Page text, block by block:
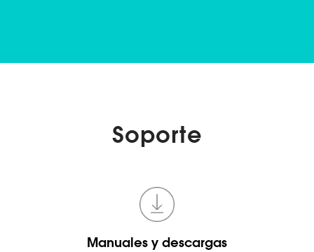
Soporte
Manuales y descargas